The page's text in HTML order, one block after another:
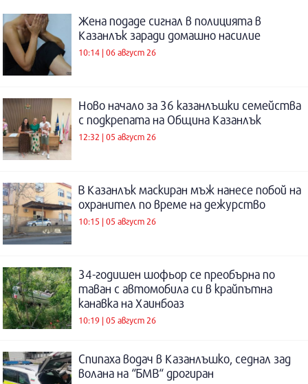
Жена подаде сигнал в полицията в
Казанлък заради домашно насилие
10:14 | 06 август 26
Ново начало за 36 казанлъшки семейства
с подкрепата на Община Казанлък
12:32 | 05 август 26
В Казанлък маскиран мъж нанесе побой на
охранител по време на дежурство
10:15 | 05 август 26
34-годишен шофьор се преобърна по
таван с автомобила си в крайпътна
канавка на Хаинбоаз
10:19 | 05 август 26
Спипаха водач в Казанлъшко, седнал зад
волана на “БМВ“ дрогиран